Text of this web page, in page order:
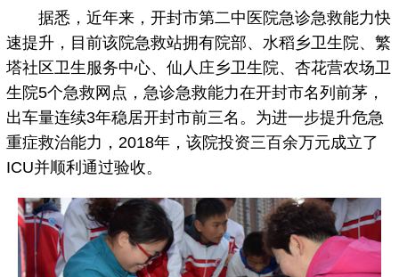
据悉，近年来，开封市第二中医院急诊急救能力快
速提升，目前该院急救站拥有院部、水稻乡卫生院、繁
塔社区卫生服务中心、仙人庄乡卫生院、杏花营农场卫
生院5个急救网点，急诊急救能力在开封市名列前茅，
出车量连续3年稳居开封市前三名。为进一步提升危急
重症救治能力，2018年，该院投资三百余万元成立了
ICU并顺利通过验收。